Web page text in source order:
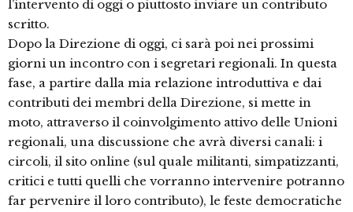
l’intervento di oggi o piuttosto inviare un contributo
scritto.
Dopo la Direzione di oggi, ci sarà poi nei prossimi
giorni un incontro con i segretari regionali. In questa
fase, a partire dalla mia relazione introduttiva e dai
contributi dei membri della Direzione, si mette in
moto, attraverso il coinvolgimento attivo delle Unioni
regionali, una discussione che avrà diversi canali: i
circoli, il sito online (sul quale militanti, simpatizzanti,
critici e tutti quelli che vorranno intervenire potranno
far pervenire il loro contributo), le feste democratiche